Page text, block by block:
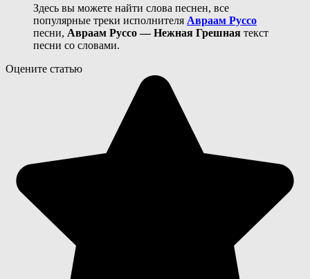
Здесь вы можете найти слова песнен, все
популярные треки исполнителя Авраам Руссо
песни, Авраам Руссо — Нежная Грешная текст
песни со словами.
Оцените статью